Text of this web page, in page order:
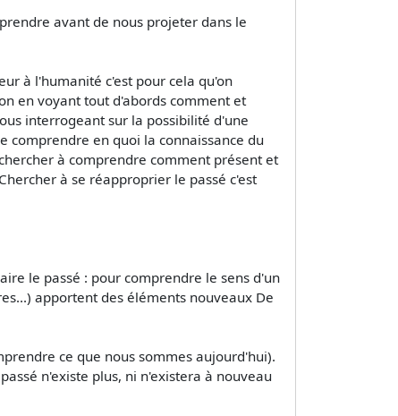
avant de nous projeter dans le
à l'humanité c'est pour cela qu'on
en voyant tout d'abords comment et
interrogeant sur la possibilité d'une
comprendre en quoi la connaissance du
à comprendre comment présent et
à se réapproprier le passé c'est
le passé : pour comprendre le sens d'un
apportent des éléments nouveaux De
ce que nous sommes aujourd'hui).
n'existe plus, ni n'existera à nouveau